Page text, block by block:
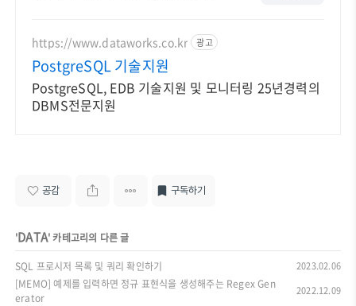
https://www.dataworks.co.kr 광고
PostgreSQL 기술지원
PostgreSQL, EDB 기술지원 및 모니터링 25년경력의
DBMS전문지원
공감 구독하기
'DATA' 카테고리의 다른 글
SQL 프로시저 목록 및 쿼리 확인하기
2023.02.06
[MEMO] 예제를 입력하면 정규 표현식을 생성해주는 Regex Gen
erator
2022.12.09